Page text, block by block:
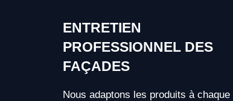
ENTRETIEN
PROFESSIONNEL DES
FAÇADES
Nous adaptons les produits à chaque